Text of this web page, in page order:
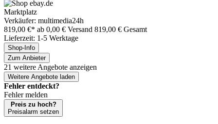
Marktplatz
Verkäufer: multimedia24h
819,00 €* ab 0,00 € Versand 819,00 € Gesamt
Lieferzeit: 1-5 Werktage
Shop-Info
Zum Anbieter
21 weitere Angebote anzeigen
Weitere Angebote laden
Fehler entdeckt?
Fehler melden
Preis zu hoch?
Preisalarm setzen